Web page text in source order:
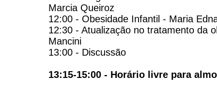
Marcia Queiroz
12:00 - Obesidade Infantil - Maria
12:30 - Atualização no tratamento da
Mancini
13:00 - Discussão
13:15-15:00 - Horário livre para